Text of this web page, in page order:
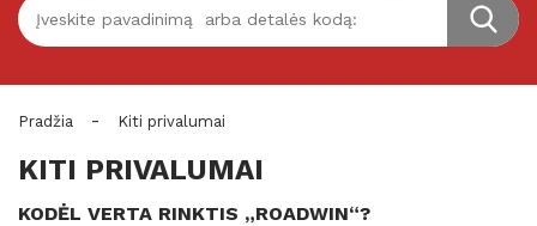
Pradžia - Kiti privalumai
KITI PRIVALUMAI
KODĖL VERTA RINKTIS „ROADWIN“?